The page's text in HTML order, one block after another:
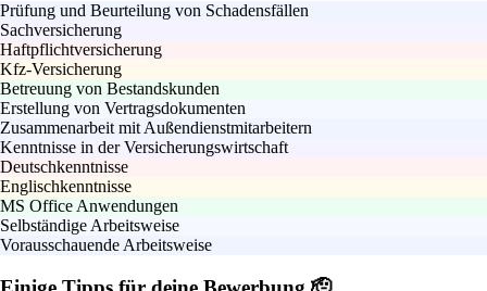
Prüfung und Beurteilung von Schadensfällen
Sachversicherung
Haftpflichtversicherung
Kfz-Versicherung
Betreuung von Bestandskunden
Erstellung von Vertragsdokumenten
Zusammenarbeit mit Außendienstmitarbeitern
Kenntnisse in der Versicherungswirtschaft
Deutschkenntnisse
Englischkenntnisse
MS Office Anwendungen
Selbständige Arbeitsweise
Vorausschauende Arbeitsweise